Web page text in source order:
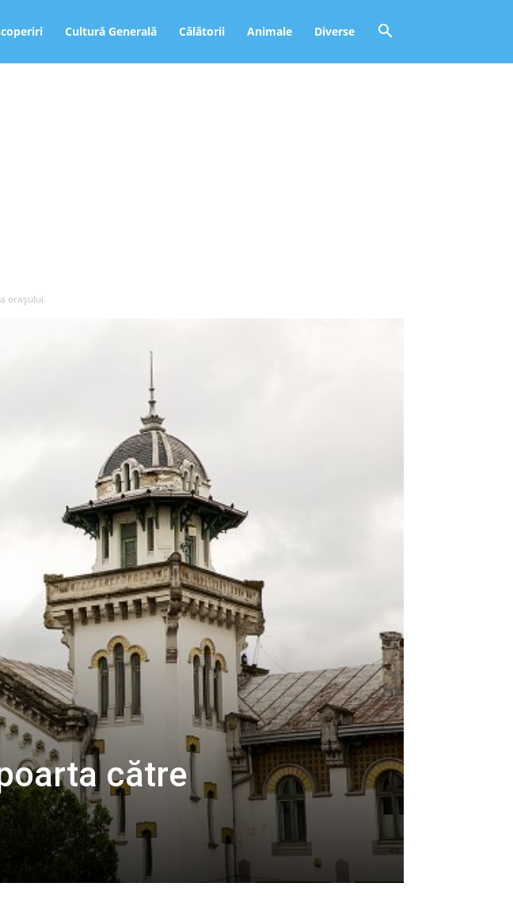
Cultură Generală Călătorii Animale Diverse
orașului
către